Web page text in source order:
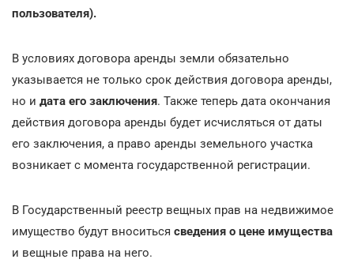
пользователя).
В условиях договора аренды земли обязательно
указывается не только срок действия договора аренды,
но и дата его заключения. Также теперь дата окончания
действия договора аренды будет исчисляться от даты
его заключения, а право аренды земельного участка
возникает с момента государственной регистрации.
В Государственный реестр вещных прав на недвижимое
имущество будут вноситься сведения о цене имущества
и вещные права на него.